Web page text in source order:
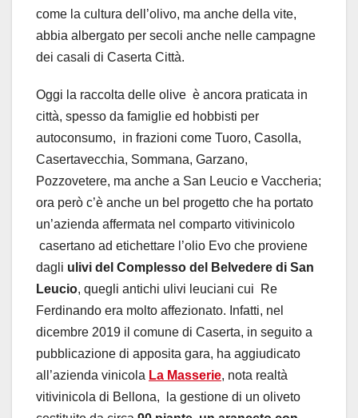
come la cultura dell’olivo, ma anche della vite,
abbia albergato per secoli anche nelle campagne
dei casali di Caserta Città.
Oggi la raccolta delle olive è ancora praticata in
città, spesso da famiglie ed hobbisti per
autoconsumo, in frazioni come Tuoro, Casolla,
Casertavecchia, Sommana, Garzano,
Pozzovetere, ma anche a San Leucio e Vaccheria;
ora però c’è anche un bel progetto che ha portato
un’azienda affermata nel comparto vitivinicolo
casertano ad etichettare l’olio Evo che proviene
dagli ulivi del Complesso del Belvedere di San
Leucio, quegli antichi ulivi leuciani cui Re
Ferdinando era molto affezionato. Infatti, nel
dicembre 2019 il comune di Caserta, in seguito a
pubblicazione di apposita gara, ha aggiudicato
all’azienda vinicola La Masserie, nota realtà
vitivinicola di Bellona,
la gestione di un oliveto